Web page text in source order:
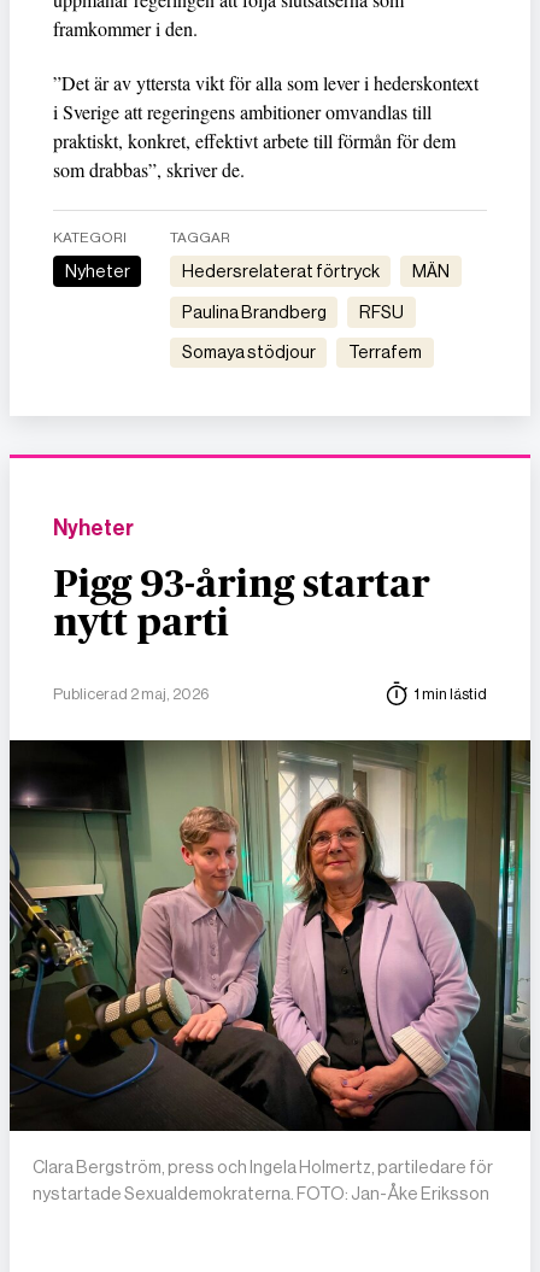
framkommer i den.
”Det är av yttersta vikt för alla som lever i hederskontext
i Sverige att regeringens ambitioner omvandlas till
praktiskt, konkret, effektivt arbete till förmån för dem
som drabbas”, skriver de.
KATEGORI
Nyheter
TAGGAR
hedersrelaterat förtryck MÄN
Paulina Brandberg RFSU
Somaya stödjour Terrafem
Nyheter
Pigg 93-åring startar
nytt parti
Publicerad 2 maj, 2026 1 min lästid
Clara Bergström, press och Ingela Holmertz, partiledare för
nystartade Sexualdemokraterna. FOTO: Jan-Åke Eriksson